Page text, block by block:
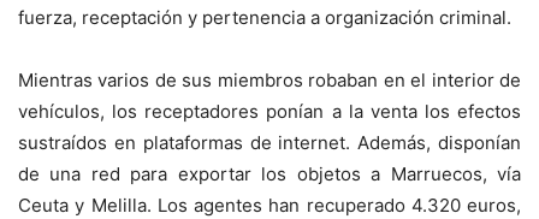
fuerza, receptación y pertenencia a organización criminal.
Mientras varios de sus miembros robaban en el interior de
vehículos, los receptadores ponían a la venta los efectos
sustraídos en plataformas de internet. Además, disponían
de una red para exportar los objetos a Marruecos, vía
Ceuta y Melilla. Los agentes han recuperado 4.320 euros,